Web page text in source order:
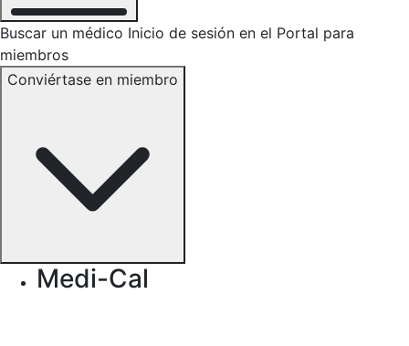
Buscar un médico Inicio de sesión en el Portal para
miembros
Conviértase en miembro
Medi-Cal